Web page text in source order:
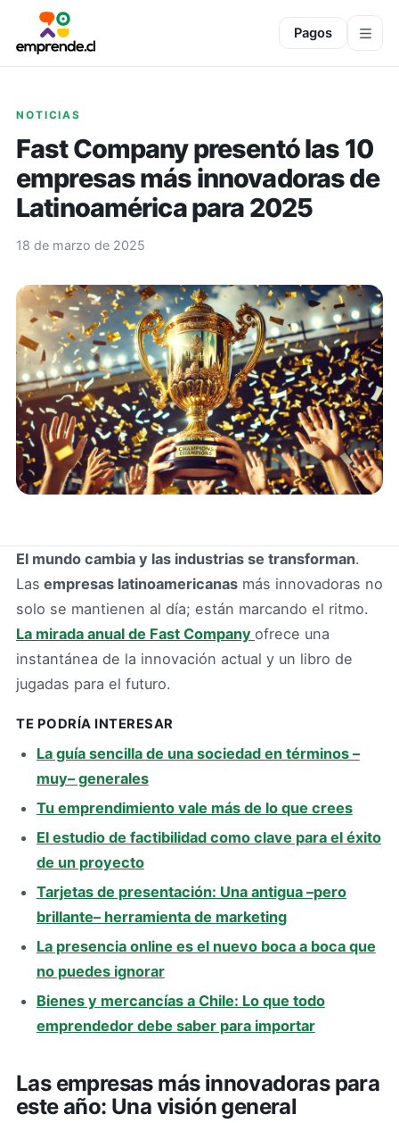
Pagos
NOTICIAS
Fast Company presentó las 10
empresas más innovadoras de
Latinoamérica para 2025
18 de marzo de 2025
El mundo cambia y las industrias se transforman.
Las empresas latinoamericanas más innovadoras no
solo se mantienen al día; están marcando el ritmo.
La mirada anual de Fast Company ofrece una
instantánea de la innovación actual y un libro de
jugadas para el futuro.
TE PODRÍA INTERESAR
La guía sencilla de una sociedad en términos –
muy– generales
Tu emprendimiento vale más de lo que crees
El estudio de factibilidad como clave para el éxito
de un proyecto
Tarjetas de presentación: Una antigua –pero
brillante– herramienta de marketing
La presencia online es el nuevo boca a boca que
no puedes ignorar
Bienes y mercancías a Chile: Lo que todo
emprendedor debe saber para importar
Las empresas más innovadoras para
este año: Una visión general